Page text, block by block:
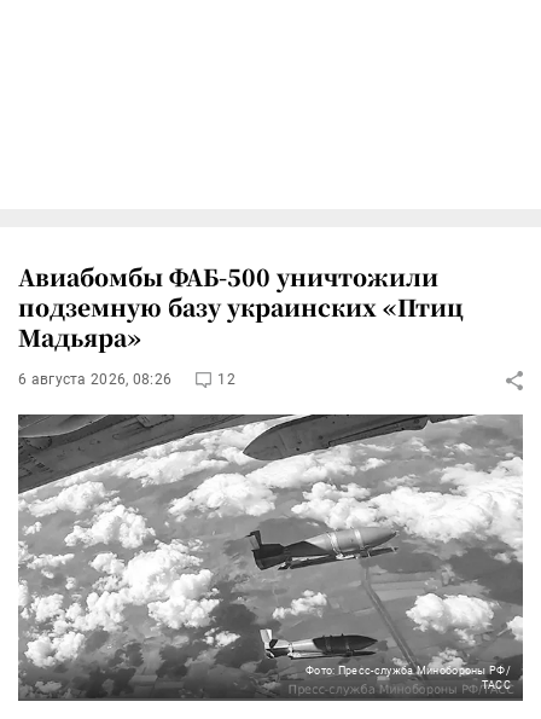
Авиабомбы ФАБ-500 уничтожили
подземную базу украинских «Птиц
Мадьяра»
6 августа 2026, 08:26 12
Фото: Пресс-служба Минобороны РФ/
ТАСС